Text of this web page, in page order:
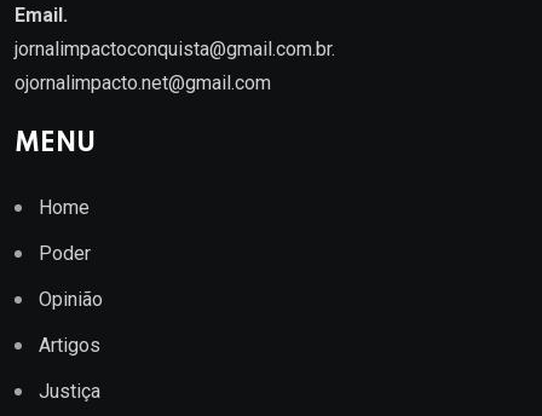
Email.
jornalimpactoconquista@gmail.com.br.
ojornalimpacto.net@gmail.com
MENU
Home
Poder
Opinião
Artigos
Justiça